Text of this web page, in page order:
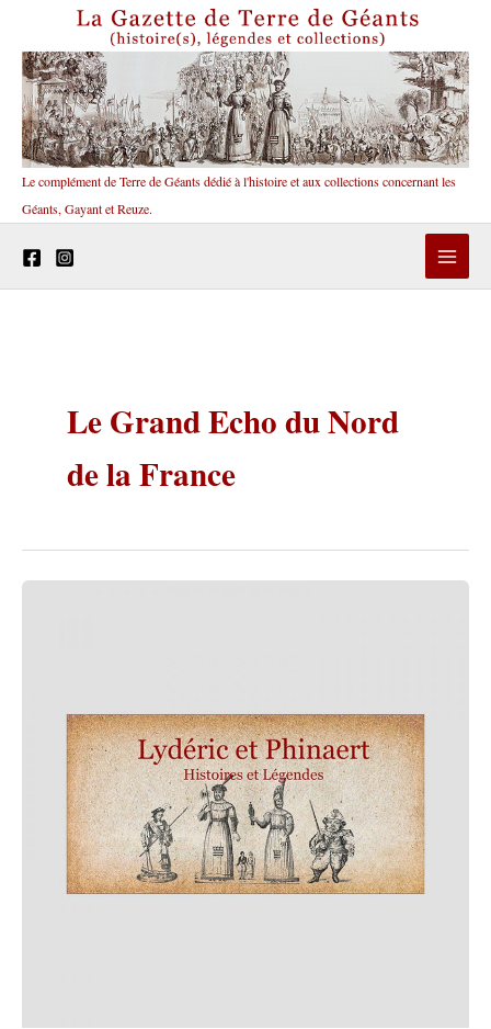
contenu
Le complément de Terre de Géants dédié à l'histoire et aux collections concernant les
Géants, Gayant et Reuze.
Le Grand Echo du Nord
de la France